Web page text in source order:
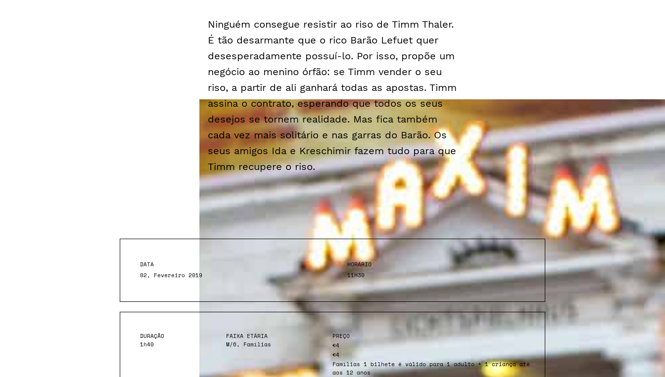
Ninguém consegue resistir ao riso de Timm Thaler.
É tão desarmante que o rico Barão Lefuet quer
desesperadamente possuí-lo. Por isso, propõe um
negócio ao menino órfão: se Timm vender o seu
riso, a partir de ali ganhará todas as apostas. Timm
assina o contrato, esperando que todos os seus
desejos se tornem realidade. Mas fica também
cada vez mais solitário e nas garras do Barão. Os
seus amigos Ida e Kreschimir fazem tudo para que
Timm recupere o riso.
DATA
02, Fevereiro 2019
HORÁRIO
11H30
DURAÇÃO
1h40
FAIXA ETÁRIA
M/6, Famílias
PREÇO
€4
€4
Famílias 1 bilhete é válido para 1 adulto + 1 criança até
aos 12 anos